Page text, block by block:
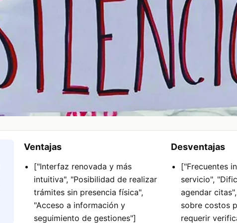
Ventajas
["Interfaz renovada y más
intuitiva", "Posibilidad de realizar
trámites sin presencia física",
"Acceso a información y
seguimiento de gestiones"]
Desventajas
["Frecuentes
servicio",
agendar
sobre costos
requerir